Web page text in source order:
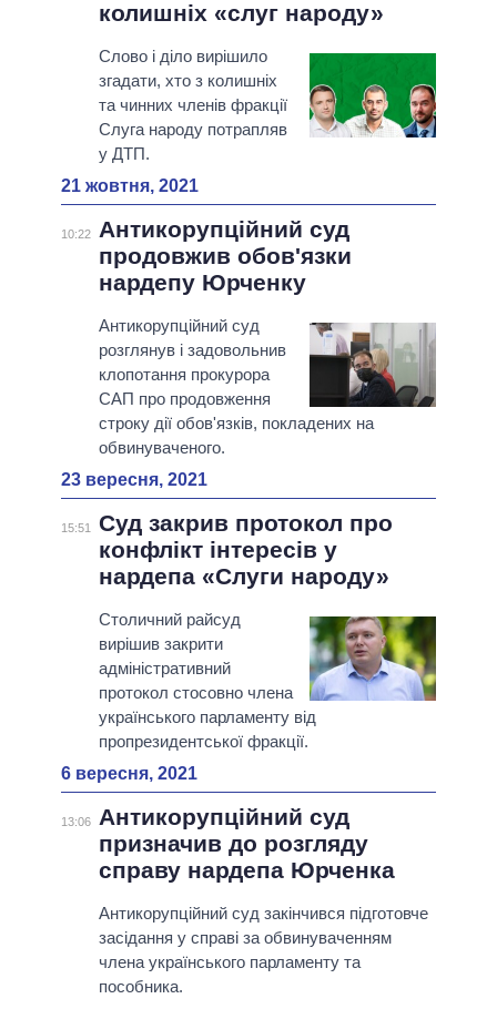
колишніх «слуг народу»
Слово і діло вирішило
згадати, хто з колишніх
та чинних членів фракції
Слуга народу потрапляв
у ДТП.
21 жовтня, 2021
10:22
Антикорупційний суд
продовжив обов'язки
нардепу Юрченку
Антикорупційний суд
розглянув і задовольнив
клопотання прокурора
САП про продовження
строку дії обов'язків, покладених на
обвинуваченого.
23 вересня, 2021
15:51
Суд закрив протокол про
конфлікт інтересів у
нардепа «Слуги народу»
Столичний райсуд
вирішив закрити
адміністративний
протокол стосовно члена
українського парламенту від
пропрезидентської фракції.
6 вересня, 2021
13:06
Антикорупційний суд
призначив до розгляду
справу нардепа Юрченка
Антикорупційний суд закінчився підготовче
засідання у справі за обвинуваченням
члена українського парламенту та
пособника.